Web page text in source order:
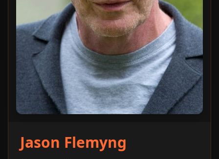
Jason Flemyng